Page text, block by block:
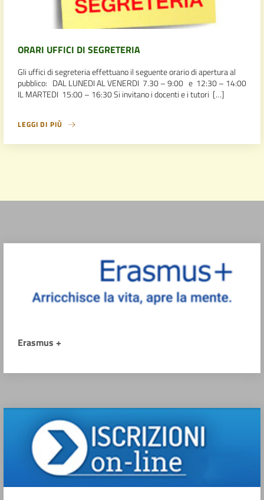
ORARI UFFICI DI SEGRETERIA
Gli uffici di segreteria effettuano il seguente orario di apertura al
pubblico: DAL LUNEDI AL VENERDI 7.30 – 9:00 e 12:30 – 14:00
IL MARTEDI 15:00 – 16:30 Si invitano i docenti e i tutori […]
LEGGI DI PIÙ
Erasmus +